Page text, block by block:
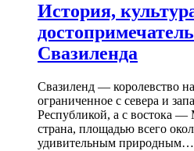
История,
Свазиленда
Свазиленд — королевство
ограниченное с севера и
Республикой, а с востока
страна, площадью всего
удивительным природным…